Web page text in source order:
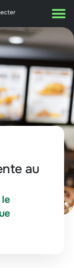
au